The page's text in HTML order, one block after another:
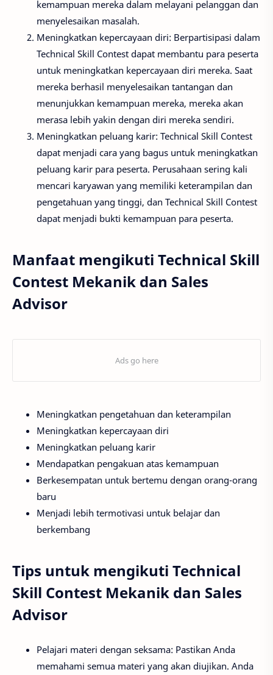
kemampuan mereka dalam melayani pelanggan dan
menyelesaikan masalah.
Meningkatkan kepercayaan diri: Berpartisipasi dalam
Technical Skill Contest dapat membantu para peserta
untuk meningkatkan kepercayaan diri mereka. Saat
mereka berhasil menyelesaikan tantangan dan
menunjukkan kemampuan mereka, mereka akan
merasa lebih yakin dengan diri mereka sendiri.
Meningkatkan peluang karir: Technical Skill Contest
dapat menjadi cara yang bagus untuk meningkatkan
peluang karir para peserta. Perusahaan sering kali
mencari karyawan yang memiliki keterampilan dan
pengetahuan yang tinggi, dan Technical Skill Contest
dapat menjadi bukti kemampuan para peserta.
Manfaat mengikuti Technical Skill
Contest Mekanik dan Sales
Advisor
Meningkatkan pengetahuan dan keterampilan
Meningkatkan kepercayaan diri
Meningkatkan peluang karir
Mendapatkan pengakuan atas kemampuan
Berkesempatan untuk bertemu dengan orang-orang
baru
Menjadi lebih termotivasi untuk belajar dan
berkembang
Tips untuk mengikuti Technical
Skill Contest Mekanik dan Sales
Advisor
Pelajari materi dengan seksama: Pastikan Anda
memahami semua materi yang akan diujikan. Anda